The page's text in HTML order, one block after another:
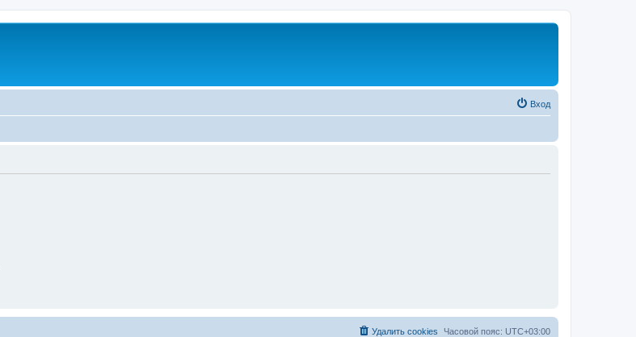
Вход
Часовой пояс: UTC+03:00
Удалить cookies